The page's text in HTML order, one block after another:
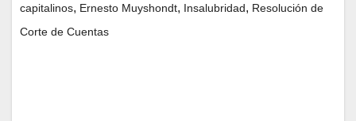
capitalinos, Ernesto Muyshondt, Insalubridad, Resolución de
Corte de Cuentas